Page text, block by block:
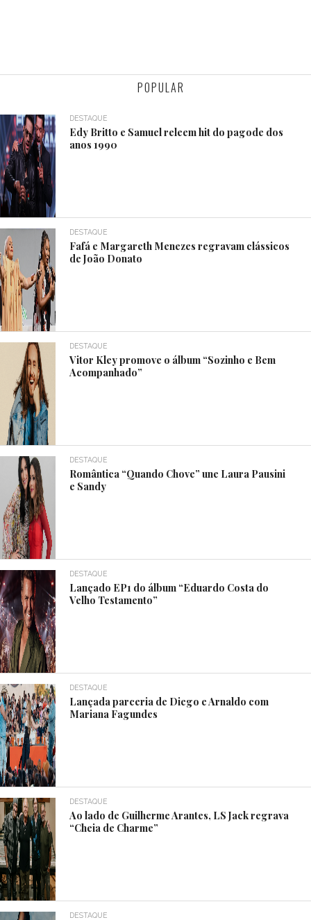
POPULAR
DESTAQUE
Edy Britto e Samuel releem hit do pagode dos
anos 1990
DESTAQUE
Fafá e Margareth Menezes regravam clássicos
de João Donato
DESTAQUE
Vitor Kley promove o álbum “Sozinho e Bem
Acompanhado”
DESTAQUE
Romântica “Quando Chove” une Laura Pausini
e Sandy
DESTAQUE
Lançado EP1 do álbum “Eduardo Costa do
Velho Testamento”
DESTAQUE
Lançada parceria de Diego e Arnaldo com
Mariana Fagundes
DESTAQUE
Ao lado de Guilherme Arantes, LS Jack regrava
“Cheia de Charme”
DESTAQUE